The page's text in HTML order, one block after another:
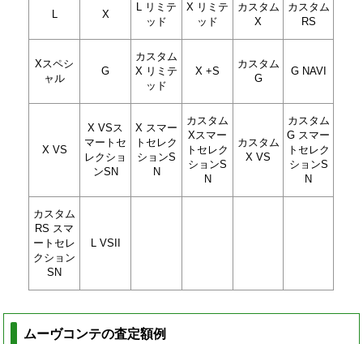
X
L リミテ
ッド
X リミテ
ッド
カスタム
X
カスタム
RS
Xスペシ
ャル
G
カスタム
X リミテ
ッド
X +S
カスタム
G
G NAVI
X VS
X VSス
マートセ
レクショ
ンSN
X スマー
トセレク
ションS
N
カスタム
Xスマー
トセレク
ションS
N
カスタム
X VS
カスタム
G スマー
トセレク
ションS
N
カスタム
RS スマ
ートセレ
クション
SN
L VSII
ムーヴコンテの査定額例